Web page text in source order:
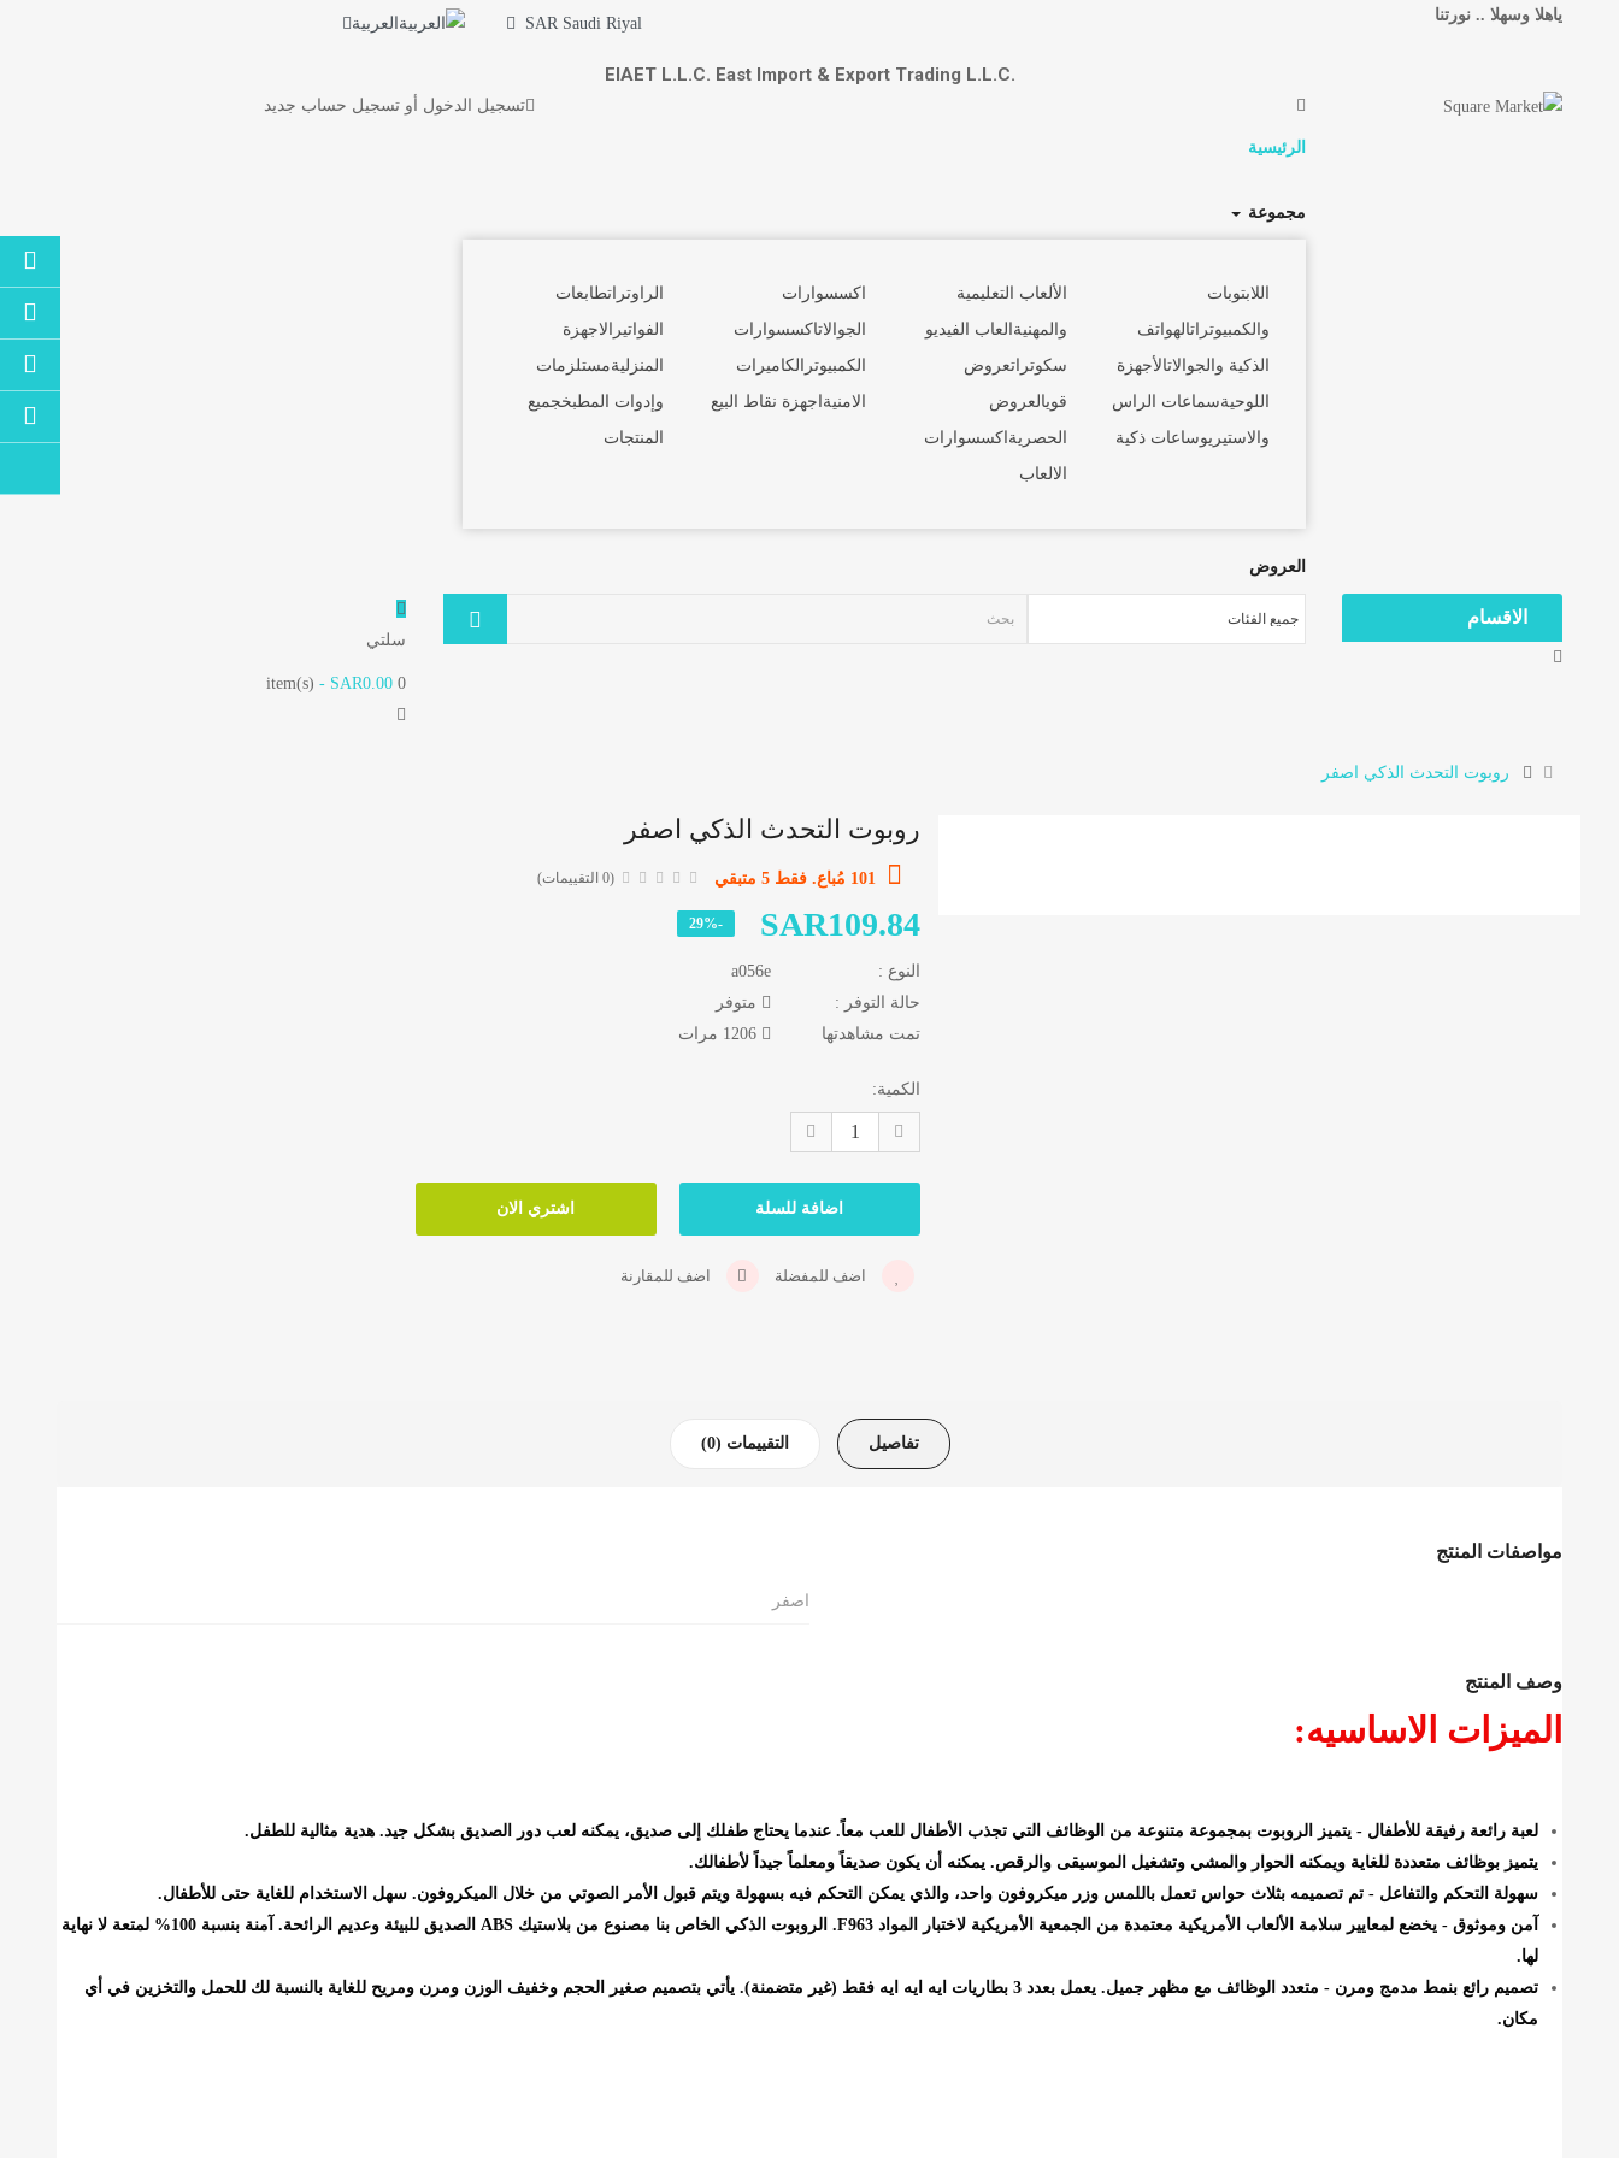
ياهلا وسهلا .. نورتنا SAR Saudi Riyal العربية
EIAET L.L.C. East Import & Export Trading L.L.C.
الرئيسية
مجموعة
اللابتوبات
والكمبيوتراتالهواتف
الذكية والجوالاتالأجهزة
اللوحيةسماعات الراس
والاستيريوساعات ذكية
الألعاب التعليمية
والمهنية العاب الفيديو
سكوتراتعروض
قويالعروض
الحصرية اكسسوارات
الالعاب
اكسسوارات
الجوالاتاكسسوارات
الكمبيوتر الكاميرات
الامنية اجهزة نقاط البيع
الراوتراتطابعات
الفواتير الاجهزة
المنزليةمستلزمات
وإدوات المطبخجميع
المنتجات
العروض
تسجيل الدخول أوتسجيل حساب جديد
الاقسام
سلتي
0
item(s)
- SAR0.00
روبوت التحدث الذكي اصفر
روبوت التحدث الذكي اصفر
(0 التقييمات) 101 مُباع. فقط 5 متبقي
SAR109.84
-29%
النوع :
a056e
حالة التوفر :
متوفر
تمت مشاهدتها
1206 مرات
الكمية:
اضف للمفضلة اضف للمقارنة
تفاصيل التقييمات (0)
مواصفات المنتج
اصفر
وصف المنتج
الميزات الاساسيه:
لعبة رائعة رفيقة للأطفال - يتميز الروبوت بمجموعة متنوعة من الوظائف التي تجذب الأطفال للعب معاً. عندما يحتاج طفلك إلى صديق، يمكنه لعب دور الصديق بشكل جيد. هدية مثالية للطفل.
يتميز بوظائف متعددة للغاية ويمكنه الحوار والمشي وتشغيل الموسيقى والرقص. يمكنه أن يكون صديقاً ومعلماً جيداً لأطفالك.
سهولة التحكم والتفاعل - تم تصميمه بثلاث حواس تعمل باللمس وزر ميكروفون واحد، والذي يمكن التحكم فيه بسهولة ويتم قبول الأمر الصوتي من خلال الميكروفون. سهل الاستخدام للغاية حتى للأطفال.
آمن وموثوق - يخضع لمعايير سلامة الألعاب الأمريكية معتمدة من الجمعية الأمريكية لاختبار المواد F963. الروبوت الذكي الخاص بنا مصنوع من بلاستيك ABS الصديق للبيئة وعديم الرائحة. آمنة بنسبة 100% لمتعة لا نهاية
لها.
تصميم رائع بنمط مدمج ومرن - متعدد الوظائف مع مظهر جميل. يعمل بعدد 3 بطاريات ايه ايه ايه فقط (غير متضمنة). يأتي بتصميم صغير الحجم وخفيف الوزن ومرن ومريح للغاية بالنسبة لك للحمل والتخزين في أي
مكان.